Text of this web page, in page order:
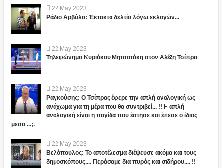
22 May 2023
Ράδιο Αρβύλα: Έκτακτο δελτίο λόγω εκλογών...
22 May 2023
Τηλεφώνημα Κυριάκου Μητσοτάκη στον Αλέξη Τσίπρα
22 May 2023
Ραγκούσης: Ο Τσίπρας έφερε την απλή αναλογική ως
ανάχωμα για τη μέρα που θα συντριβεί... !! Η απλή
αναλογική είναι η παγίδα που έστησε και έπεσε ο ίδιος
μεσα ...;.
22 May 2023
Βελόπουλος: Το αποτέλεσμα διέψευσε ακόμα και τους
δημοσκόπους.... Περάσαμε δια πυρός και σιδήρου.... !!